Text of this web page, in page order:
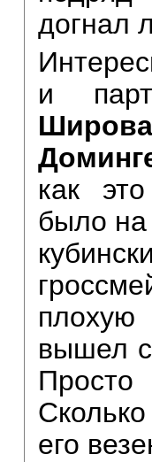
догнал
и
как
было на
вышел
Просто
его